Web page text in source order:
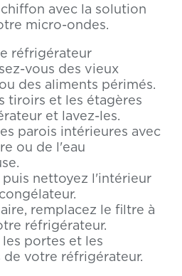
avec la solution
micro-ondes.
réfrigérateur
vous des vieux
des aliments périmés.
tiroirs et les étagères
et lavez-les.
parois intérieures avec
ou de l'eau
nettoyez l'intérieur
remplacez le filtre à
réfrigérateur.
portes et les
de votre réfrigérateur.